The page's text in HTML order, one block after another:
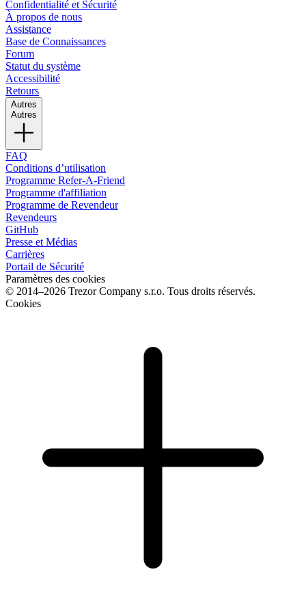
Confidentialité et Sécurité
À propos de nous
Assistance
Base de Connaissances
Forum
Statut du système
Accessibilité
Retours
Autres
Autres
FAQ
Conditions d’utilisation
Programme Refer-A-Friend
Programme d'affiliation
Programme de Revendeur
Revendeurs
GitHub
Presse et Médias
Carrières
Portail de Sécurité
Paramètres des cookies
© 2014–2026 Trezor Company s.r.o. Tous droits réservés.
Cookies